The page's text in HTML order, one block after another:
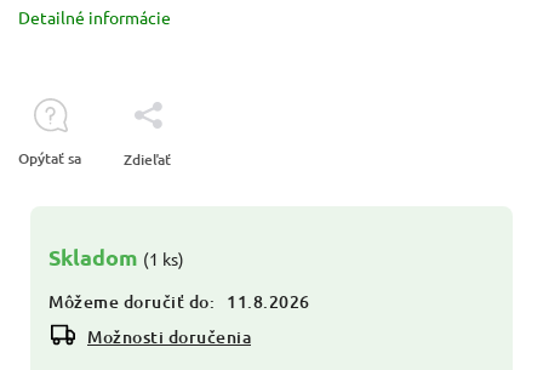
Skladom (1 ks)
Môžeme doručiť do:
11.8.2026
Možnosti doručenia
Detailné informácie
Opýtať sa Zdieľať